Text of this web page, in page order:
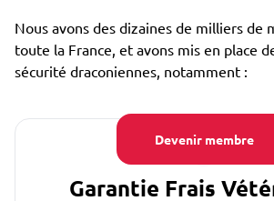
Devenir membre
Nous avons des dizaines de milliers de
toute la France, et avons mis en place
sécurité draconiennes, notamment :
Garantie Frais